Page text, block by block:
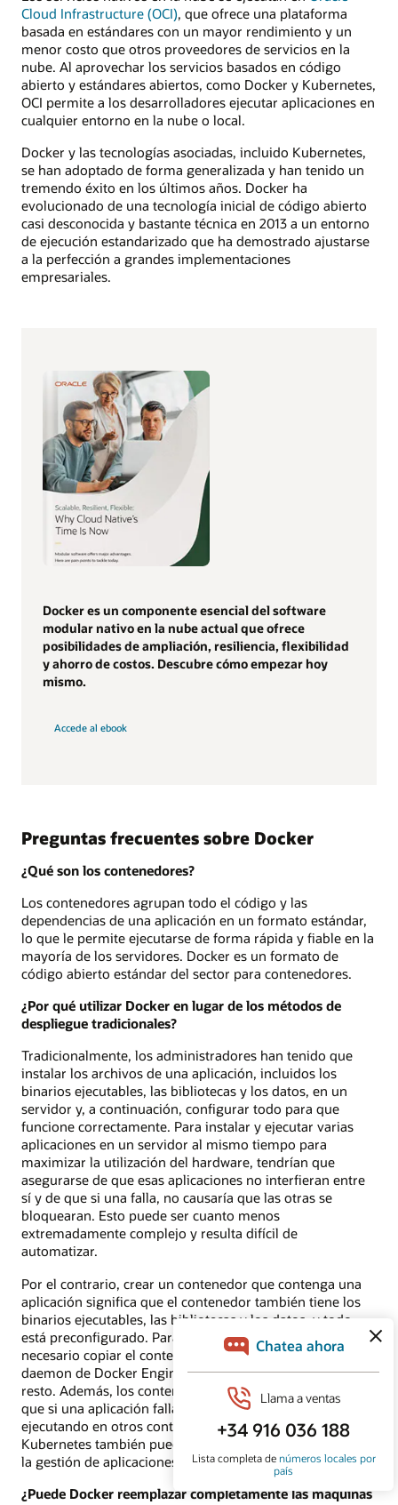
Cloud Infrastructure (OCI), que ofrece una plataforma
basada en estándares con un mayor rendimiento y un
menor costo que otros proveedores de servicios en la
nube. Al aprovechar los servicios basados en código
abierto y estándares abiertos, como Docker y Kubernetes,
OCI permite a los desarrolladores ejecutar aplicaciones en
cualquier entorno en la nube o local.
Docker y las tecnologías asociadas, incluido Kubernetes,
se han adoptado de forma generalizada y han tenido un
tremendo éxito en los últimos años. Docker ha
evolucionado de una tecnología inicial de código abierto
casi desconocida y bastante técnica en 2013 a un entorno
de ejecución estandarizado que ha demostrado ajustarse
a la perfección a grandes implementaciones
empresariales.
Docker es un componente esencial del software
modular nativo en la nube actual que ofrece
posibilidades de ampliación, resiliencia, flexibilidad
y ahorro de costos. Descubre cómo empezar hoy
mismo.
Accede al ebook
Preguntas frecuentes sobre Docker
¿Qué son los contenedores?
Los contenedores agrupan todo el código y las
dependencias de una aplicación en un formato estándar,
lo que le permite ejecutarse de forma rápida y fiable en la
mayoría de los servidores. Docker es un formato de
código abierto estándar del sector para contenedores.
¿Por qué utilizar Docker en lugar de los métodos de
despliegue tradicionales?
Tradicionalmente, los administradores han tenido que
instalar los archivos de una aplicación, incluidos los
binarios ejecutables, las bibliotecas y los datos, en un
servidor y, a continuación, configurar todo para que
funcione correctamente. Para instalar y ejecutar varias
aplicaciones en un servidor al mismo tiempo para
maximizar la utilización del hardware, tendrían que
asegurarse de que esas aplicaciones no interfieran entre
sí y de que si una falla, no causaría que las otras se
bloquearan. Esto puede ser cuanto menos
extremadamente complejo y resulta difícil de
automatizar.
Por el contrario, crear un contenedor que contenga una
aplicación significa que el contenedor también tiene los
binarios ejecutables, las bibliotecas y los datos, y todo
está preconfigurado. Para ejecutar la aplicación solo es
necesario copiar el contenedor en el servidor, y el
daemon de Docker Engine, y Docker se encargará del
resto. Además, los contenedores están aislados, por lo
que si una aplicación falla, no afectará a lo que se está
ejecutando en otros contenedores. Herramientas como
Kubernetes también pueden automatizar el despliegue y
la gestión de aplicaciones en contenedores a gran escala.
¿Puede Docker reemplazar completamente las máquinas